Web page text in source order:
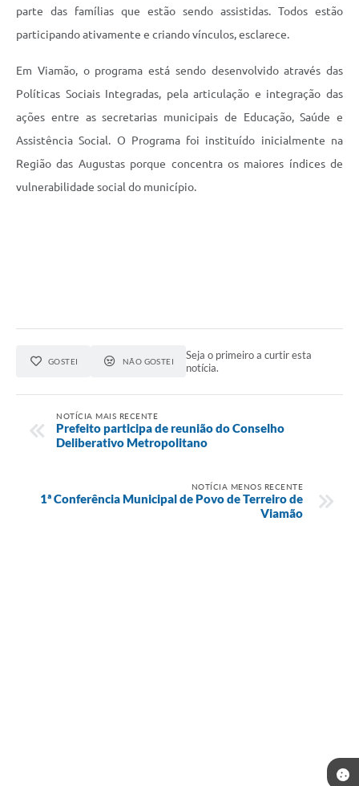
parte das famílias que estão sendo assistidas. Todos estão
participando ativamente e criando vínculos, esclarece.
Em Viamão, o programa está sendo desenvolvido através das
Políticas Sociais Integradas, pela articulação e integração das
ações entre as secretarias municipais de Educação, Saúde e
Assistência Social. O Programa foi instituído inicialmente na
Região das Augustas porque concentra os maiores índices de
vulnerabilidade social do município.
GOSTEI NÃO GOSTEI
Seja o primeiro a curtir esta
notícia.
NOTÍCIA MAIS RECENTE
Prefeito participa de reunião do Conselho
Deliberativo Metropolitano
NOTÍCIA MENOS RECENTE
1ª Conferência Municipal de Povo de Terreiro de
Viamão